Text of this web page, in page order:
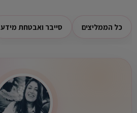
כל הממליצים סייבר ואבטחת מידע